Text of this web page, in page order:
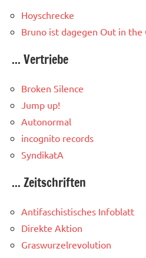
Hoyschrecke
Bruno ist dagegen Out in the
... Vertriebe
Broken Silence
Jump up!
Autonormal
incognito records
SyndikatA
... Zeitschriften
Antifaschistisches Infoblatt
Direkte Aktion
Graswurzelrevolution